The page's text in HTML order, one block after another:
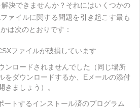
決できませんか？それにはいくつかの
ァイルに関する問題を引き起こす最も
は次のとおりです：
ファイルが破損しています
ンロードされませんでした（同じ場所
をダウンロードするか、Eメールの添付
きましょう）。
ートするインストール済のプログラム